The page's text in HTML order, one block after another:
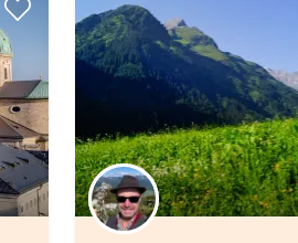
Scegli il tuo local